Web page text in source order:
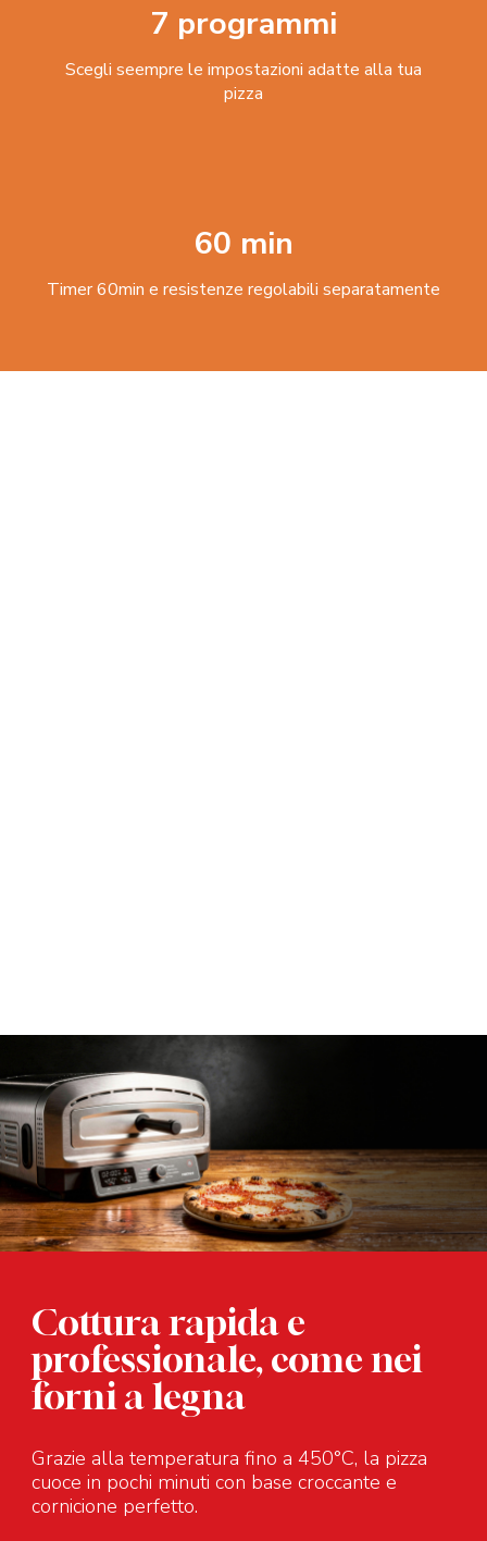
7 programmi
Scegli seempre le impostazioni adatte alla tua
pizza
60 min
Timer 60min e resistenze regolabili separatamente
Cottura rapida e
professionale, come nei
forni a legna
Grazie alla temperatura fino a 450°C, la pizza
cuoce in pochi minuti con base croccante e
cornicione perfetto.